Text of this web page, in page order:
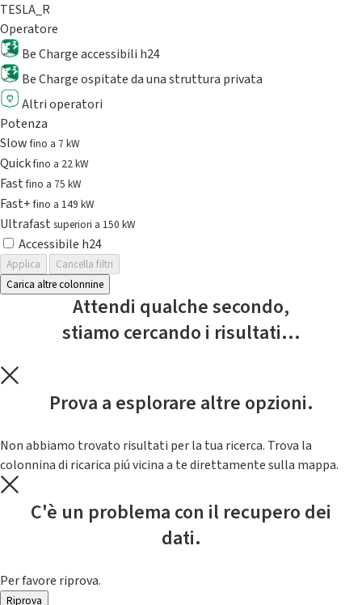
TESLA_R
Operatore
Be Charge accessibili h24
Be Charge ospitate da una struttura privata
Altri operatori
Potenza
Slowfino a 7 kW
Quickfino a 22 kW
Fastfino a 75 kW
Fast+fino a 149 kW
Ultrafast superiori a 150 kW
Accessibile h24
Applica
Cancella filtri
Carica altre colonnine
Attendi qualche secondo,
stiamo cercando i risultati...
Prova a esplorare altre opzioni.
Non abbiamo trovato risultati per la tua ricerca. Trova la
colonnina di ricarica piú vicina a te direttamente sulla mappa.
C'è un problema con il recupero dei
dati.
Per favore riprova.
Riprova